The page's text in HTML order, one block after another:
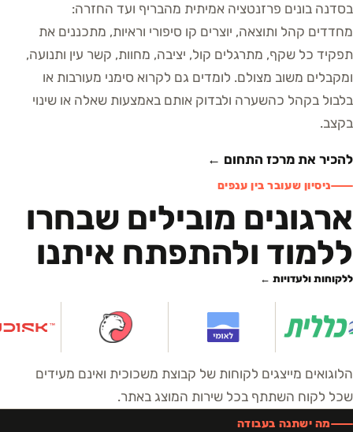
בסדנה בונים פרזנטציה אמיתית מהבריף ועד החזרה:
מחדדים קהל ותוצאה, יוצרים קו סיפורי וראיות, מתכננים את
תפקיד כל שקף, מתרגלים קול, יציבה, מחוות, קשר עין ותנועה,
ומקבלים משוב מצולם. לומדים גם לקרוא סימני מעורבות או
בלבול בקהל כהשערה ולבדוק אותם באמצעות שאלה או שינוי
בקצב.
להכיר את מרכז התחום ←
ניסיון שעובר בין ענפים
ארגונים מובילים שבחרו
ללמוד ולהתפתח איתנו
ללקוחות ולעדויות ←
הלוגואים מייצגים לקוחות של קבוצת משכוכית ואינם מעידים
שכל לקוח השתתף בכל שירות המוצג באתר.
מה ישתנה בעבודה